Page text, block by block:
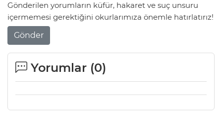
Gönderilen yorumların küfür, hakaret ve suç unsuru
içermemesi gerektiğini okurlarımıza önemle hatırlatırız!
Gönder
Yorumlar (0)